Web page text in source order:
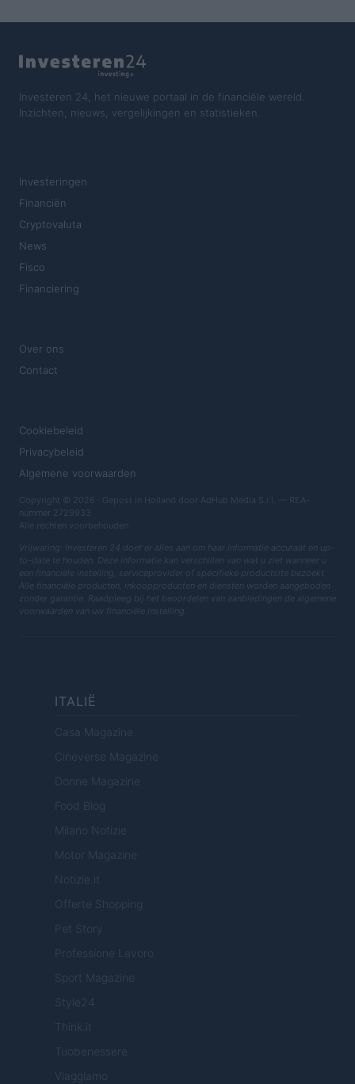
Investeren 24, het nieuwe portaal in de financiële wereld.
Inzichten, nieuws, vergelijkingen en statistieken.
Investeringen
Financiën
Cryptovaluta
News
Fisco
Financiering
Over ons
Contact
Cookiebeleid
Privacybeleid
Algemene voorwaarden
Copyright © 2026 · Gepost in Holland door AdHub Media S.r.l. — REA-
nummer 2729933
Alle rechten voorbehouden
Vrijwaring: Investeren 24 doet er alles aan om haar informatie accuraat en up-
to-date te houden. Deze informatie kan verschillen van wat u ziet wanneer u
een financiële instelling, serviceprovider of specifieke productsite bezoekt.
Alle financiële producten, inkoopproducten en diensten worden aangeboden
zonder garantie. Raadpleeg bij het beoordelen van aanbiedingen de algemene
voorwaarden van uw financiële instelling.
ITALIË
Casa Magazine
Cineverse Magazine
Donne Magazine
Food Blog
Milano Notizie
Motor Magazine
Notizie.it
Offerte Shopping
Pet Story
Professione Lavoro
Sport Magazine
Style24
Think.it
Tuobenessere
Viaggiamo